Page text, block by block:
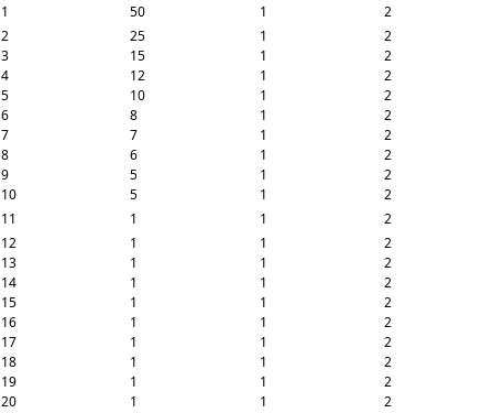
1
50 1
2
2
25 1
2
3
15 1
2
4
12 1
2
5
10 1
2
6
8 1
2
7
7 1
2
8
6 1
2
9
5 1
2
10
5 1
2
11
1 1
2
12
1 1
2
13
1 1
2
14
1 1
2
15
1 1
2
16
1 1
2
17
1 1
2
18
1 1
2
19
1 1
2
20
1 1 2